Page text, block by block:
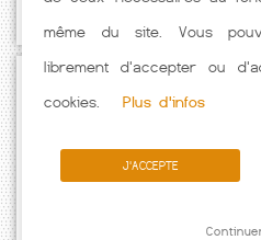
même du site. Vous
librement d'accepter ou
cookies.
Plus d'infos
J'ACCEPTE